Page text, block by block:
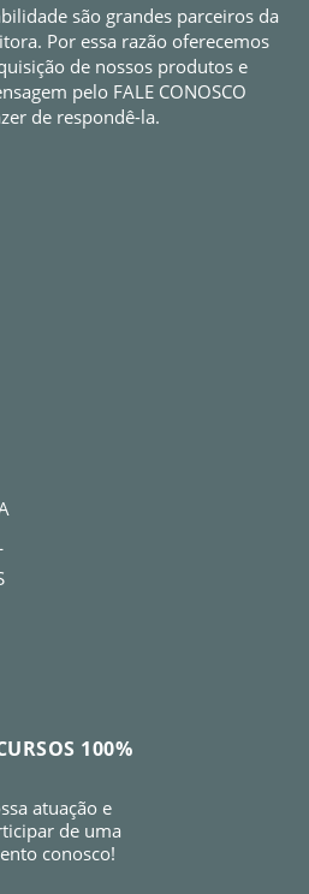
são grandes parceiros da
Por essa razão oferecemos
de nossos produtos e
pelo FALE CONOSCO
de respondê-la.
100%
atuação e
de uma
conosco!